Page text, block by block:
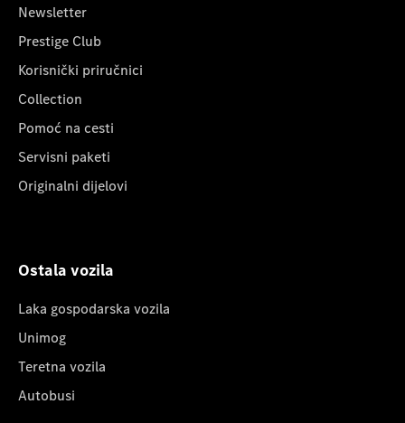
Newsletter
Prestige Club
Korisnički priručnici
Collection
Pomoć na cesti
Servisni paketi
Originalni dijelovi
Ostala vozila
Laka gospodarska vozila
Unimog
Teretna vozila
Autobusi